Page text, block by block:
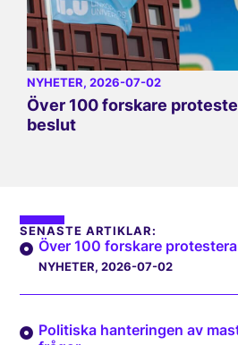
NYHETER, 2026-07-02
Över 100 forskare
beslut
SENASTE ARTIKLAR:
Över 100 forskare
NYHETER, 2026-07-02
Politiska hanteringen av